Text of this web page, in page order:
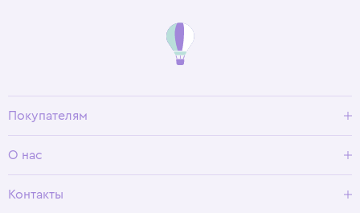
Покупателям
Условия возврата
О нас
Программа лояльности
Контакты